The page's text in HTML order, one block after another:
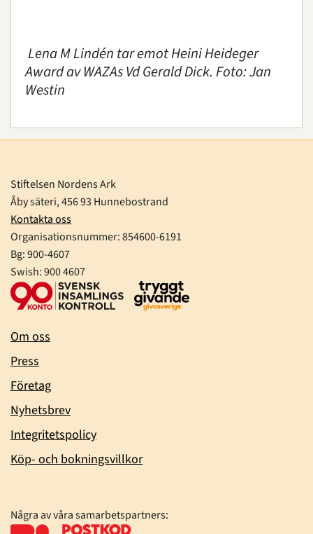
Lena M Lindén tar emot Heini Heideger
Award av WAZAs Vd Gerald Dick. Foto: Jan
Westin
Stiftelsen Nordens Ark
Åby säteri, 456 93 Hunnebostrand
Kontakta oss
Organisationsnummer:854600-6191
Bg: 900-4607
Swish: 900 4607
Om oss
Press
Företag
Nyhetsbrev
Integritetspolicy
Köp- och bokningsvillkor
Några av våra samarbetspartners: